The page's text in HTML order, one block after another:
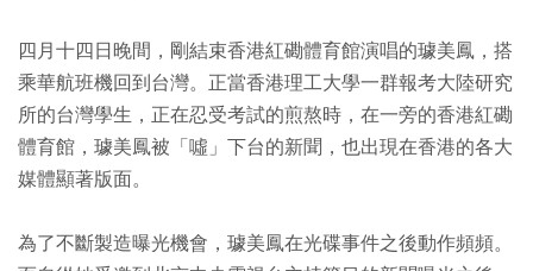
四月十四日晚間，剛結束香港紅磡體育館演唱的璩美鳳，搭
乘華航班機回到台灣。正當香港理工大學一群報考大陸研究
所的台灣學生，正在忍受考試的煎熬時，在一旁的香港紅磡
體育館，璩美鳳被「噓」下台的新聞，也出現在香港的各大
媒體顯著版面。
為了不斷製造曝光機會，璩美鳳在光碟事件之後動作頻頻。